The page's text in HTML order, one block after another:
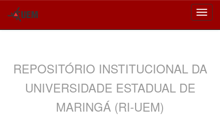
REPOSITÓRIO INSTITUCIONAL DA
UNIVERSIDADE ESTADUAL DE
MARINGÁ (RI-UEM)